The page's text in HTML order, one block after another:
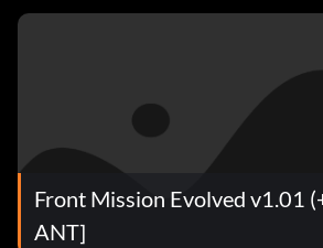
Front Mission Evolved v1.01
ANT]